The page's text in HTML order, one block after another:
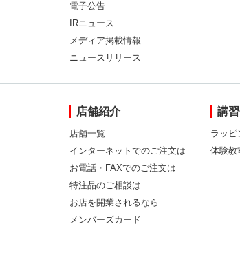
電子公告
IRニュース
メディア掲載情報
ニュースリリース
店舗紹介
店舗一覧
インターネットでのご注文は
お電話・FAXでのご注文は
特注品のご相談は
お店を開業されるなら
メンバーズカード
講
ラッピ
体験教